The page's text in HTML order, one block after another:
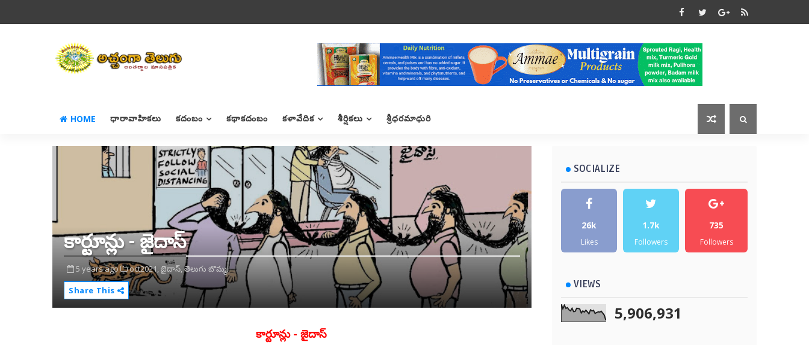
HOME ధారావాహికలు కదంబం కథాకదంబం కళావేదిక శీర్షికలు శ్రీధరమాధురి
కార్టూన్లు - జైదాస్
5 years ago oct2021,జైదాస్,తెలుగు బొమ్మ,
Share This
కార్టూన్లు - జైదాస్
SOCIALIZE
26k
Likes
1.7k
Followers
735
Followers
VIEWS
5,906,931